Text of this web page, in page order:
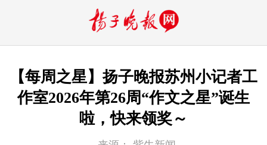
【每周之星】扬子晚报苏州小记者工
作室2026年第26周“作文之星”诞生
啦，快来领奖～